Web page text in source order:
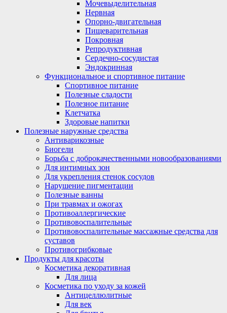
Мочевыделительная
Нервная
Опорно-двигательная
Пищеварительная
Покровная
Репродуктивная
Сердечно-сосудистая
Эндокринная
Функциональное и спортивное питание
Спортивное питание
Полезные сладости
Полезное питание
Клетчатка
Здоровые напитки
Полезные наружные средства
Антиварикозные
Биогели
Борьба с доброкачественными новообразованиями
Для интимных зон
Для укрепления стенок сосудов
Нарушение пигментации
Полезные ванны
При травмах и ожогах
Противоаллергические
Противовоспалительные
Противовоспалительные массажные средства для
суставов
Противогрибковые
Продукты для красоты
Косметика декоративная
Для лица
Косметика по уходу за кожей
Антицеллюлитные
Для век